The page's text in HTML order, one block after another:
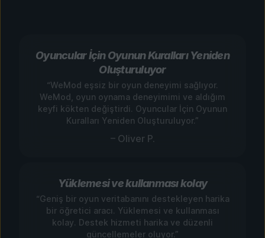
Oyuncular İçin Oyunun Kuralları Yeniden
Oluşturuluyor
“WeMod eşsiz bir oyun deneyimi sağlıyor.
WeMod, oyun oynama deneyimimi ve aldığım
keyfi kökten değiştirdi. Oyuncular İçin Oyunun
Kuralları Yeniden Oluşturuluyor.”
– Oliver P.
Yüklemesi ve kullanması kolay
“Geniş bir oyun veritabanını destekleyen harika
bir öğretici aracı. Yüklemesi ve kullanması
kolay. Destek hizmeti harika ve düzenli
güncellemeler oluyor.”